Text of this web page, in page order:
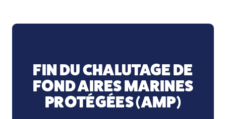
FIN DU CHALUTAGE DE
FOND AIRES MARINES
PROTÉGÉES (AMP)